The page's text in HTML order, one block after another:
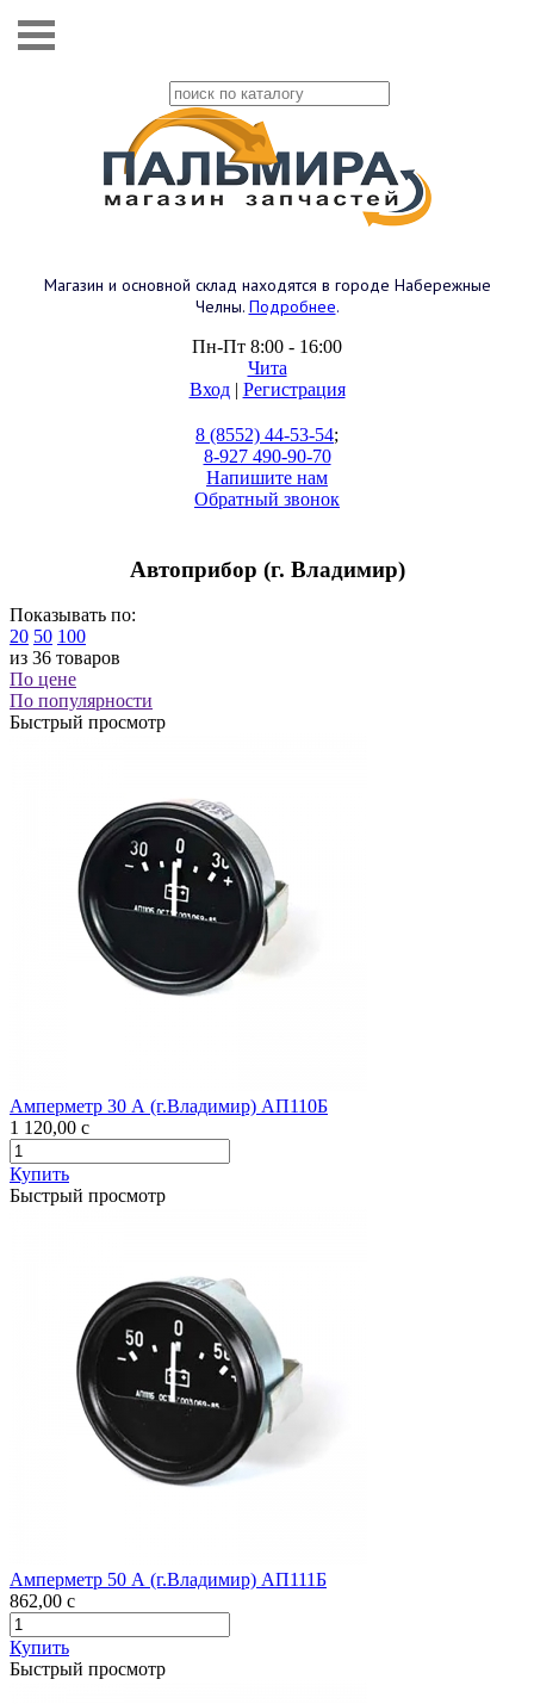
Магазин и основной склад находятся в городе Набережные
Челны. Подробнее.
Пн-Пт 8:00 - 16:00
Чита
Вход| Регистрация
8 (8552) 44-53-54;
8-927 490-90-70
Напишите нам
Обратный звонок
Автоприбор (г. Владимир)
Показывать по:
20 50 100
из 36 товаров
По цене
По популярности
Быстрый просмотр
Амперметр 30 А (г.Владимир) АП110Б
1 120,00 c
Купить
Быстрый просмотр
Амперметр 50 А (г.Владимир) АП111Б
862,00 c
Купить
Быстрый просмотр